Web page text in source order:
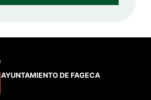
AYUNTAMIENTO DE FAGECA